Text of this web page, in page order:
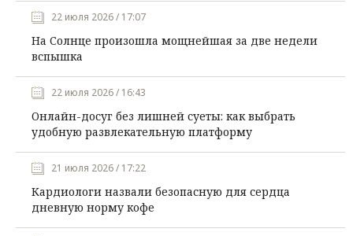
22 июля 2026 / 17:07
На Солнце произошла мощнейшая за две недели
вспышка
22 июля 2026 / 16:43
Онлайн-досуг без лишней суеты: как выбрать
удобную развлекательную платформу
21 июля 2026 / 17:22
Кардиологи назвали безопасную для сердца
дневную норму кофе